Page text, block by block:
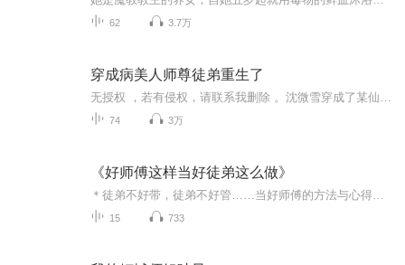
62 3.7万
穿成病美人师尊徒弟重生了
74 3万
《好师傅这样当好徒弟这么做》
15 733